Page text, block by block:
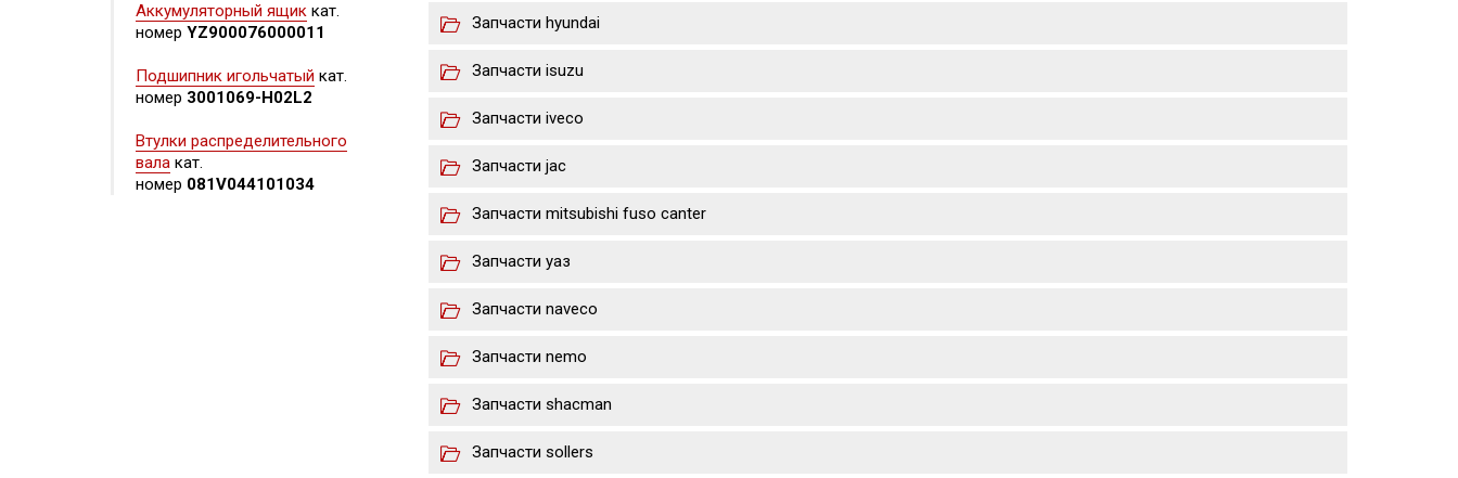
Аккумуляторный ящик кат.
номер YZ900076000011
Подшипник игольчатый кат.
номер 3001069-H02L2
Втулки распределительного
вала кат.
номер 081V044101034
Запчасти hyundai
Запчасти isuzu
Запчасти iveco
Запчасти jac
Запчасти mitsubishi fuso canter
Запчасти уаз
Запчасти naveco
Запчасти nemo
Запчасти shacman
Запчасти sollers